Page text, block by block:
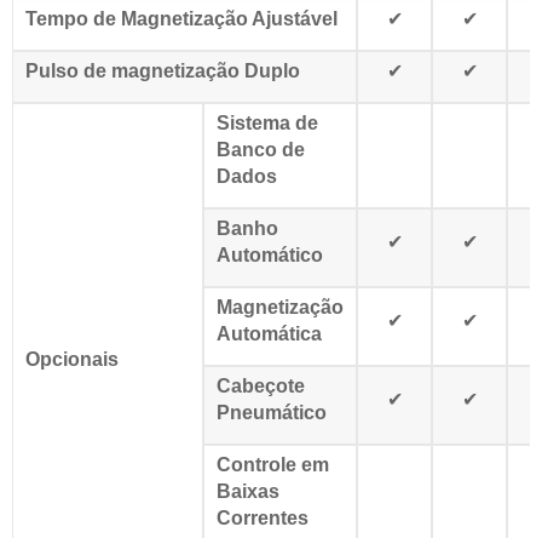
Tempo de Magnetização Ajustável ✔ ✔
Pulso de magnetização Duplo ✔ ✔
Opcionais
Sistema de
Banco de
Dados
Banho
Automático
✔ ✔
Magnetização
Automática
✔ ✔
Cabeçote
Pneumático
✔ ✔
Controle em
Baixas
Correntes